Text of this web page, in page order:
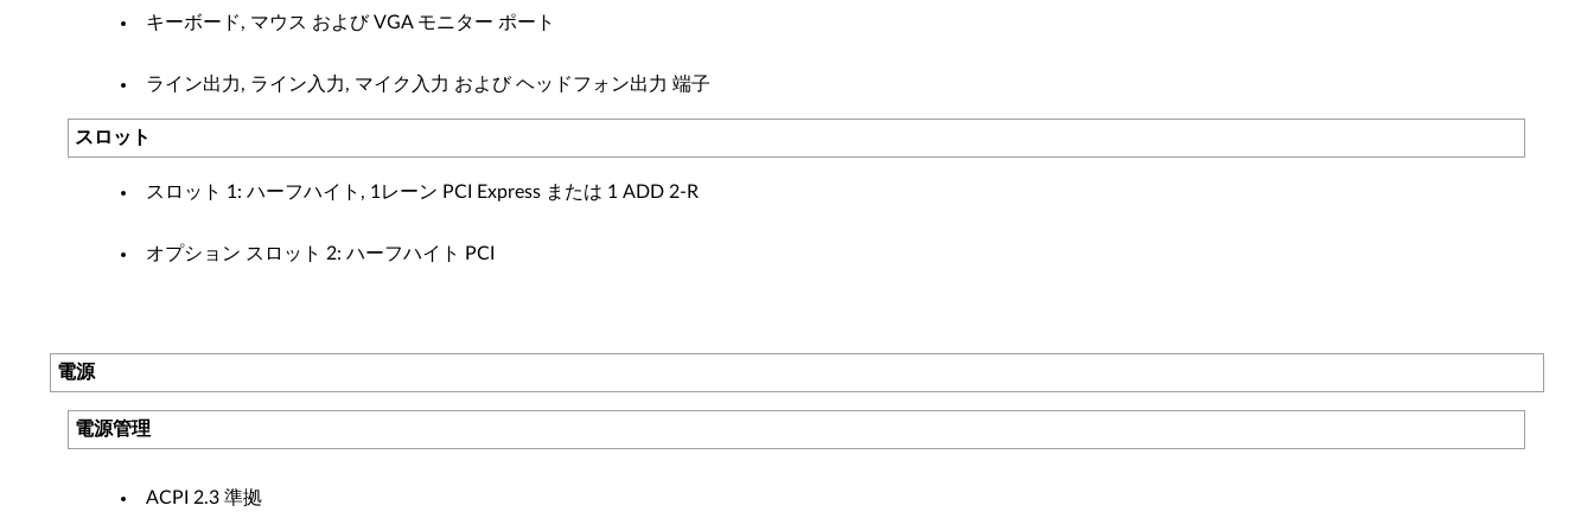
キーボード, マウス および VGA モニター ポート
ライン出力, ライン入力, マイク入力 および ヘッドフォン出力 端子
スロット
スロット 1: ハーフハイト, 1レーン PCI Express または 1 ADD 2-R
オプション スロット 2: ハーフハイト PCI
電源
電源管理
ACPI 2.3 準拠